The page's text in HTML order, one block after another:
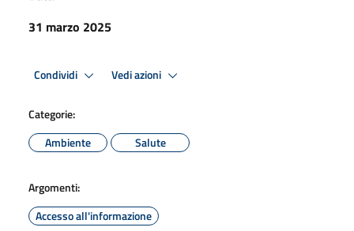
31 marzo 2025
Condividi Vedi azioni
Categorie:
Ambiente
Salute
Argomenti:
Accesso all'informazione